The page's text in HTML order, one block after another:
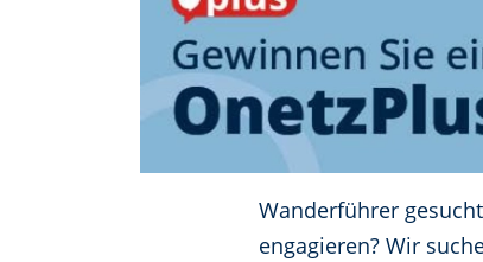
Wanderführer
engagieren? Wir